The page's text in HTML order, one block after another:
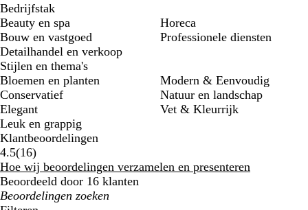
Bedrijfstak
Beauty en spa
Bouw en vastgoed
Detailhandel en verkoop
Horeca
Professionele diensten
Stijlen en thema's
Bloemen en planten
Conservatief
Elegant
Leuk en grappig
Modern & Eenvoudig
Natuur en landschap
Vet & Kleurrijk
Klantbeoordelingen
4.5(1616
klantbeoordelingen
)
Hoe wij beoordelingen verzamelen en presenteren
Beoordeeld door 16 klanten
Mijn